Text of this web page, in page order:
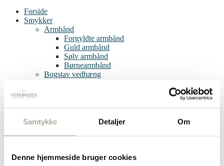
Samtykke Detaljer Om
Denne hjemmeside bruger cookies
Forside
Smykker
Armbånd
Forgyldte armbånd
Guld armbånd
Sølv armbånd
Børnearmbånd
Bogstav vedhæng
Diamant øreringe
Forgyldte øreringe
Sølv øreringe
Børneøreringe